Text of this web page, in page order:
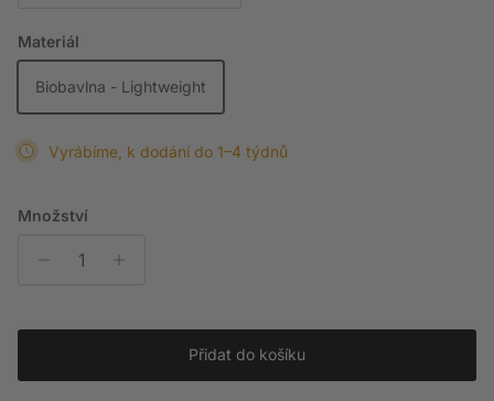
Materiál
Biobavlna - Lightweight
Vyrábíme, k dodání do 1–4 týdnů
Množství
Přidat do košíku